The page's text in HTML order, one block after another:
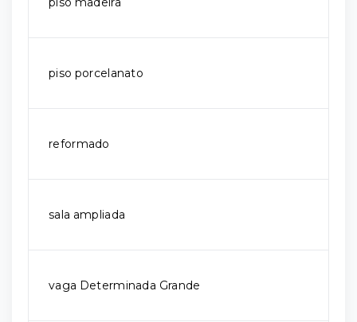
piso porcelanato
reformado
sala ampliada
vaga Determinada Grande